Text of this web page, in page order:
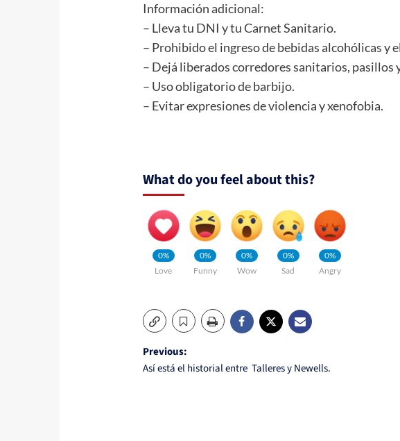
Información adicional:
– Lleva tu DNI y tu Carnet Sanitario.
– Prohibido el ingreso de bebidas alcohólicas y
– Dejá liberados corredores sanitarios, pasillos
– Uso obligatorio de barbijo.
– Evitar expresiones de violencia y xenofobia.
What do you feel about this?
0%
Love
0%
Funny
0%
Wow
0%
Sad
0%
Angry
Post
Previous:
Así está el historial entre Talleres y Newells.